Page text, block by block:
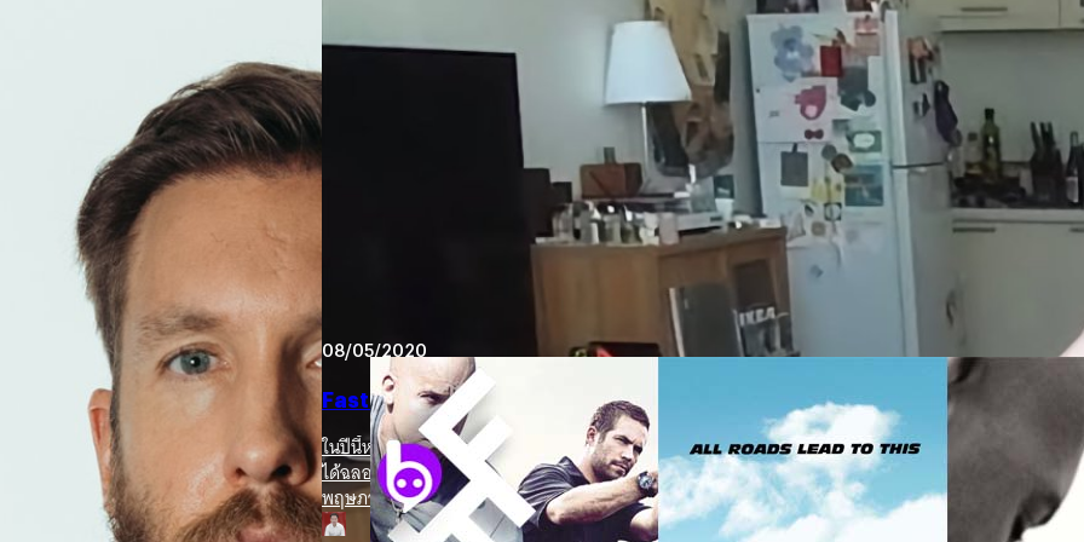
ขนศิลปินแถวหน้า
ตตินัม เจ้าของรางวัลแกรมมี อ
งช่วงจากอัลบั้มก่อน 5 ปีเต็ม ‘Funk
นด์บีกลิ่นอายอีดีเอ็มและดิสโก้ ซึ่ง
งมาร่วมแจมในอัลบั้มนี้กว่า 23 ชีวิต
ฮาลซีย์ (Halsey), ฟาร์เรลล์ วิล
ทินาเช่ (Tinashe), ออฟเซต
อดสตรีมมิงบน…
บ้าจริงนี่เรากำลังยิ้มอยู่…เปิดวาร์ป ‘xooos’ สาวเกาหลีเสียงใสสุดน่ารัก กับผล
งาน Cover เพลงสุดมุ้งมิ้ง❤️
ต่อให้ใครไม่ใช่สายดนตรี K-Pop หรือชอบดูศิลปิน Cover เพลงบ่อย ๆ ก็เชื่อว่าน่าจะต้องเคยเห็นคนแชร์คลิป
หรือภาพที่ Capture ผู้หญิงน่าตาน่ารัก ๆ กำลัง Cover เพลง “Light Switch" ของชาร์ลี พุธ (Charlie Puth) ซึ่ง
เป็นฝีมือการคัฟเวอร์ของ 'xooos' สาวสวยชาวเกาหลีใต้ ผ่านหน้าฟีดบ้างอย่างแน่นอน
| 1597 days ago
08/05/2020
Fast and Furious: 19 ปีกับเรื่องที่คุณยังไม่รู้เกี่ยวกับหนังทั้ง 9 เรื่อง (ตอนที่ 2)
ในปีนี้หนังแฟรนไชส์รถแข่งผสมอาชญากรรมอย่าง The Fast and the Furious จะมีอายุครบ 19 ปี และเกือบ
ได้ฉลองด้วยการฉายหนังภาคที่ 9 พร้อมกับการตั้งชื่อจักรวาลของตัวเองเป็น The Fast Saga ในเดือน
พฤษภาคมที่จะถึงนี้ ก่อนที่จะถูกโยกฉายหนี Covid-19 ยาวไปถึงเดือนเมษายนปีหน้า นี่คือภาพยนตร์ชุดที่มี
แฟน ๆ รักและให้การรอคอยมากที่สุด วัดจากความนิยมที่ไม่เคยเสื่อมลงเลยตลอด 19 ปี (ที่อาจจะมีเป๋ ๆ และ